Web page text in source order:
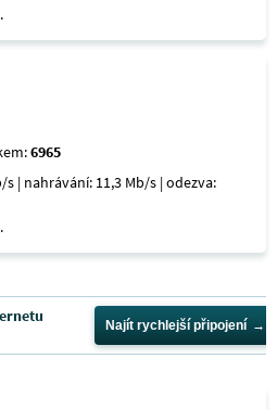
6965
s | nahrávání: 11,3 Mb/s | odezva:
Najít rychlejší připojení